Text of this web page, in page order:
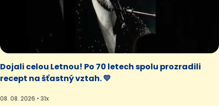
Dojali celou Letnou! Po 70 letech spolu prozradili
recept na šťastný vztah. 💛
08. 08. 2026 • 31x